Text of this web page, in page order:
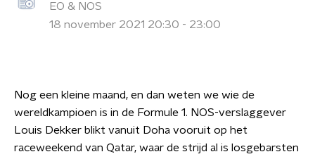
EO & NOS
18 november 2021 20:30 - 23:00
Nog een kleine maand, en dan weten we wie de
wereldkampioen is in de Formule 1. NOS-verslaggever
Louis Dekker blikt vanuit Doha vooruit op het
raceweekend van Qatar, waar de strijd al is losgebarsten